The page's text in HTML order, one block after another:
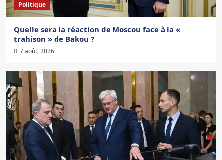
Politique
Quelle sera la réaction de Moscou face à la «
trahison » de Bakou ?
7 août, 2026